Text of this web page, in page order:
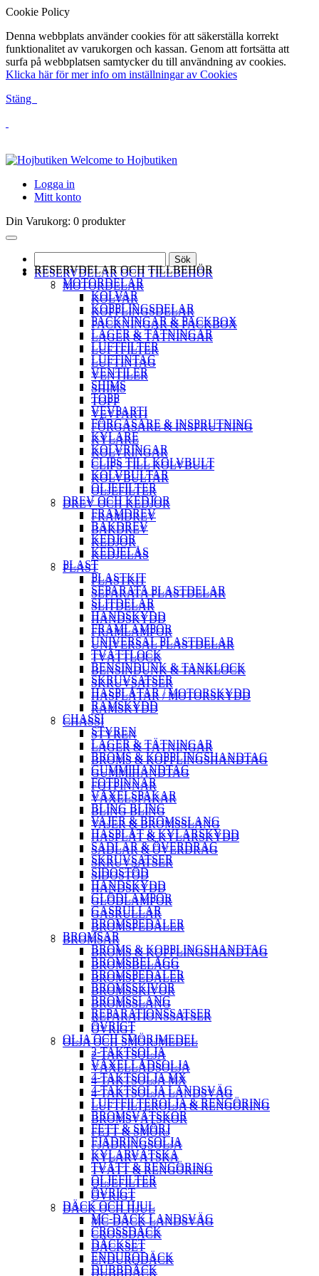
Cookie Policy
Denna webbplats använder cookies för att säkerställa korrekt
funktionalitet av varukorgen och kassan. Genom att fortsätta att
surfa på webbplatsen samtycker du till användning av cookies.
Klicka här för mer info om inställningar av Cookies
Stäng
Welcome to Hojbutiken
Logga in
Mitt konto
Din Varukorg: 0 produkter
Sök
RESERVDELAR OCH TILLBEHÖR
MOTORDELAR
KOLVAR
KOPPLINGSDELAR
PACKNINGAR & PACKBOX
LAGER & TÄTNINGAR
LUFTFILTER
LUFTINTAG
VENTILER
SHIMS
TOPP
VEVPARTI
FÖRGASARE & INSPRUTNING
KYLARE
KOLVRINGAR
CLIPS TILL KOLVBULT
KOLVBULTAR
OLJEFILTER
DREV OCH KEDJOR
FRAMDREV
BAKDREV
KEDJOR
KEDJELÅS
PLAST
PLASTKIT
SEPARATA PLASTDELAR
SLITDELAR
HANDSKYDD
FRAMLAMPOR
UNIVERSAL PLASTDELAR
TVÄTTLOCK
BENSINDUNK & TANKLOCK
SKRUVSATSER
HASPLÅTAR / MOTORSKYDD
RAMSKYDD
CHASSI
STYREN
LAGER & TÄTNINGAR
BROMS & KOPPLINGSHANDTAG
GUMMIHANDTAG
FOTPINNAR
VÄXELSPAKAR
BLING BLING
VAJER & BROMSSLANG
HASPLÅT & KYLARSKYDD
SADLAR & ÖVERDRAG
SKRUVSATSER
SIDOSTÖD
HANDSKYDD
GLÖDLAMPOR
GASRULLAR
BROMSPEDALER
BROMSAR
BROMS & KOPPLINGSHANDTAG
BROMSBELÄGG
BROMSPEDALER
BROMSSKIVOR
BROMSSLANG
REPARATIONSSATSER
ÖVRIGT
OLJA OCH SMÖRJMEDEL
2-TAKTSOLJA
VÄXELLÅDSOLJA
4-TAKTSOLJA MX
4-TAKTSOLJA LANDSVÄG
LUFTFILTEROLJA & RENGÖRING
BROMSVÄTSKOR
FETT & SMÖRJ
FJÄDRINGSOLJA
KYLARVÄTSKA
TVÄTT & RENGÖRING
OLJEFILTER
ÖVRIGT
DÄCK OCH HJUL
MC-DÄCK LANDSVÄG
CROSSDÄCK
DÄCKSET
ENDURODÄCK
DUBBDÄCK
RESERVDELAR OCH TILLBEHÖR
MOTORDELAR
KOLVAR
KOPPLINGSDELAR
PACKNINGAR & PACKBOX
LAGER & TÄTNINGAR
LUFTFILTER
LUFTINTAG
VENTILER
SHIMS
TOPP
VEVPARTI
FÖRGASARE & INSPRUTNING
KYLARE
KOLVRINGAR
CLIPS TILL KOLVBULT
KOLVBULTAR
OLJEFILTER
DREV OCH KEDJOR
FRAMDREV
BAKDREV
KEDJOR
KEDJELÅS
PLAST
PLASTKIT
SEPARATA PLASTDELAR
SLITDELAR
HANDSKYDD
FRAMLAMPOR
UNIVERSAL PLASTDELAR
TVÄTTLOCK
BENSINDUNK & TANKLOCK
SKRUVSATSER
HASPLÅTAR / MOTORSKYDD
RAMSKYDD
CHASSI
STYREN
LAGER & TÄTNINGAR
BROMS & KOPPLINGSHANDTAG
GUMMIHANDTAG
FOTPINNAR
VÄXELSPAKAR
BLING BLING
VAJER & BROMSSLANG
HASPLÅT & KYLARSKYDD
SADLAR & ÖVERDRAG
SKRUVSATSER
SIDOSTÖD
HANDSKYDD
GLÖDLAMPOR
GASRULLAR
BROMSPEDALER
BROMSAR
BROMS & KOPPLINGSHANDTAG
BROMSBELÄGG
BROMSPEDALER
BROMSSKIVOR
BROMSSLANG
REPARATIONSSATSER
ÖVRIGT
OLJA OCH SMÖRJMEDEL
2-TAKTSOLJA
VÄXELLÅDSOLJA
4-TAKTSOLJA MX
4-TAKTSOLJA LANDSVÄG
LUFTFILTEROLJA & RENGÖRING
BROMSVÄTSKOR
FETT & SMÖRJ
FJÄDRINGSOLJA
KYLARVÄTSKA
TVÄTT & RENGÖRING
OLJEFILTER
ÖVRIGT
DÄCK OCH HJUL
MC-DÄCK LANDSVÄG
CROSSDÄCK
DÄCKSET
ENDURODÄCK
DUBBDÄCK